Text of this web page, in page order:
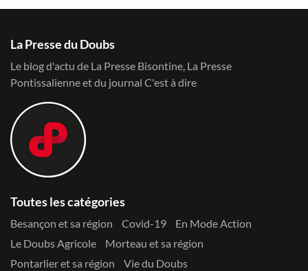
La Presse du Doubs
Le blog d'actu de La Presse Bisontine, La Presse
Pontissalienne et du journal C'est à dire
Toutes les catégories
Besançon et sa région Covid-19
En Mode Action
Le Doubs Agricole
Morteau et sa région
Pontarlier et sa région
Vie du Doubs